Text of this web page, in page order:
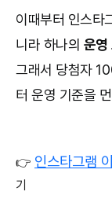
이때부터 인스타
니라 하나의 운영
그래서 당첨자
터 운영 기준을
👉 인스타그램
기